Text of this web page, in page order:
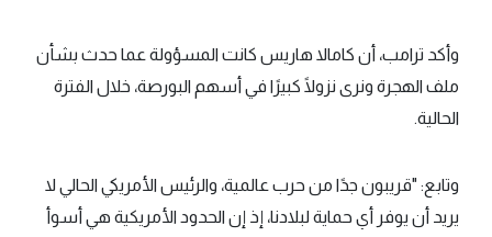
وأكد ترامب، أن كامالا هاريس كانت المسؤولة عما حدث بشأن
ملف الهجرة ونرى نزولًا كبيرًا في أسهم البورصة، خلال الفترة
الحالية.
وتابع: "قريبون جدًا من حرب عالمية، والرئيس الأمريكي الحالي لا
يريد أن يوفر أي حماية لبلادنا، إذ إن الحدود الأمريكية هي أسوأ